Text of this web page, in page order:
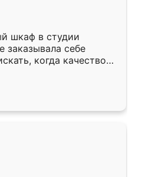
шкаф в студии
заказывала себе
когда качеством
кухня уже почти